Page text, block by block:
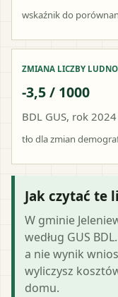
wskaźnik do
ZMIANA LICZBY
-3,5 / 1000
BDL GUS, rok 2024
tło dla zmian
Jak czytać te
W gminie
według GUS
a nie wynik
wyliczysz
domu.